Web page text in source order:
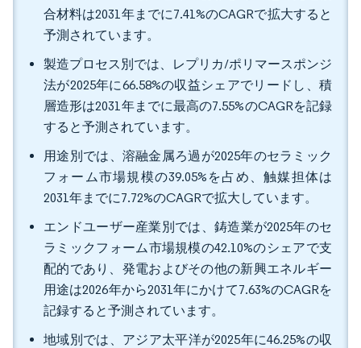
合材料は2031年までに7.41%のCAGRで拡大すると
予測されています。
製造プロセス別では、レプリカ/ポリマースポンジ
法が2025年に66.58%の収益シェアでリードし、積
層造形は2031年までに最高の7.55%のCAGRを記録
すると予測されています。
用途別では、溶融金属ろ過が2025年のセラミック
フォーム市場規模の39.05%を占め、触媒担体は
2031年までに7.72%のCAGRで拡大しています。
エンドユーザー産業別では、鋳造業が2025年のセ
ラミックフォーム市場規模の42.10%のシェアで支
配的であり、発電およびその他の新興エネルギー
用途は2026年から2031年にかけて7.63%のCAGRを
記録すると予測されています。
地域別では、アジア太平洋が2025年に46.25%の収